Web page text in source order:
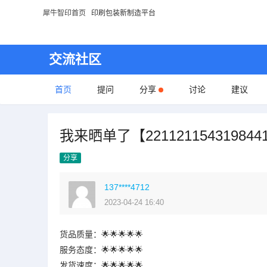
犀牛智印首页 印刷包装新制造平台
交流社区
首页 提问 分享 讨论 建议
我来晒单了【
分享
137****4712
2023-04-24 16:40
货品质量：🌟🌟🌟🌟🌟
服务态度：🌟🌟🌟🌟🌟